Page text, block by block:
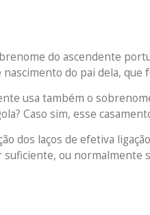
do ascendente
do pai dela,
usa também o
Caso sim, esse
dos laços de efetiva
ou normalmente